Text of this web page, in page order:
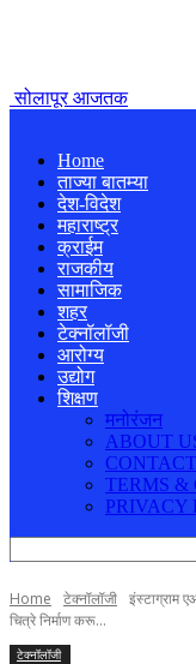
सोलापूर आजतक
Home
ताज्या बातम्या
देश-विदेश
महाराष्ट्र
क्राईम
राजकीय
सामाजिक
शहर
टेक्नॉलॉजी
आरोग्य
उद्योग
शिक्षण
मनोरंजन
ABOUT
TERMS &
PRIVACY
Home टेक्नॉलॉजी इंस्टाग्राम
चित्रे निर्माण करू...
टेक्नॉलॉजी